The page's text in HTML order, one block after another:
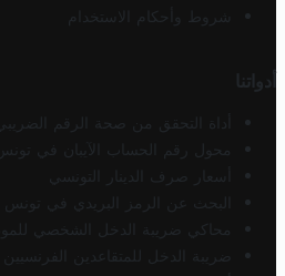
شروط وأحكام الاستخدام
أدواتنا
أداة التحقق من صحة الرقم
محول رقم الحساب الآيبان في تونس
أسعار صرف الدينار التونسي
البحث عن الرمز البريدي في تونس
محاكي ضريبة الدخل الشخصي
ضريبة الدخل للمتقاعدين